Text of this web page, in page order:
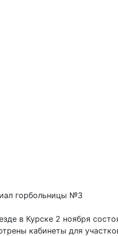
горбольницы №3
в Курске 2 ноября
кабинеты для